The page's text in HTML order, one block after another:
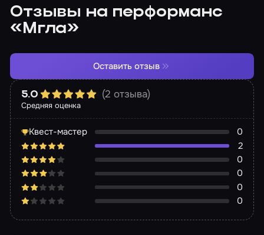
Отзывы на перформанс
«Мгла»
Средняя оценка
5.0 (2 отзыва)
Квест-мастер
0
2
0
0
0
0
Оставить отзыв